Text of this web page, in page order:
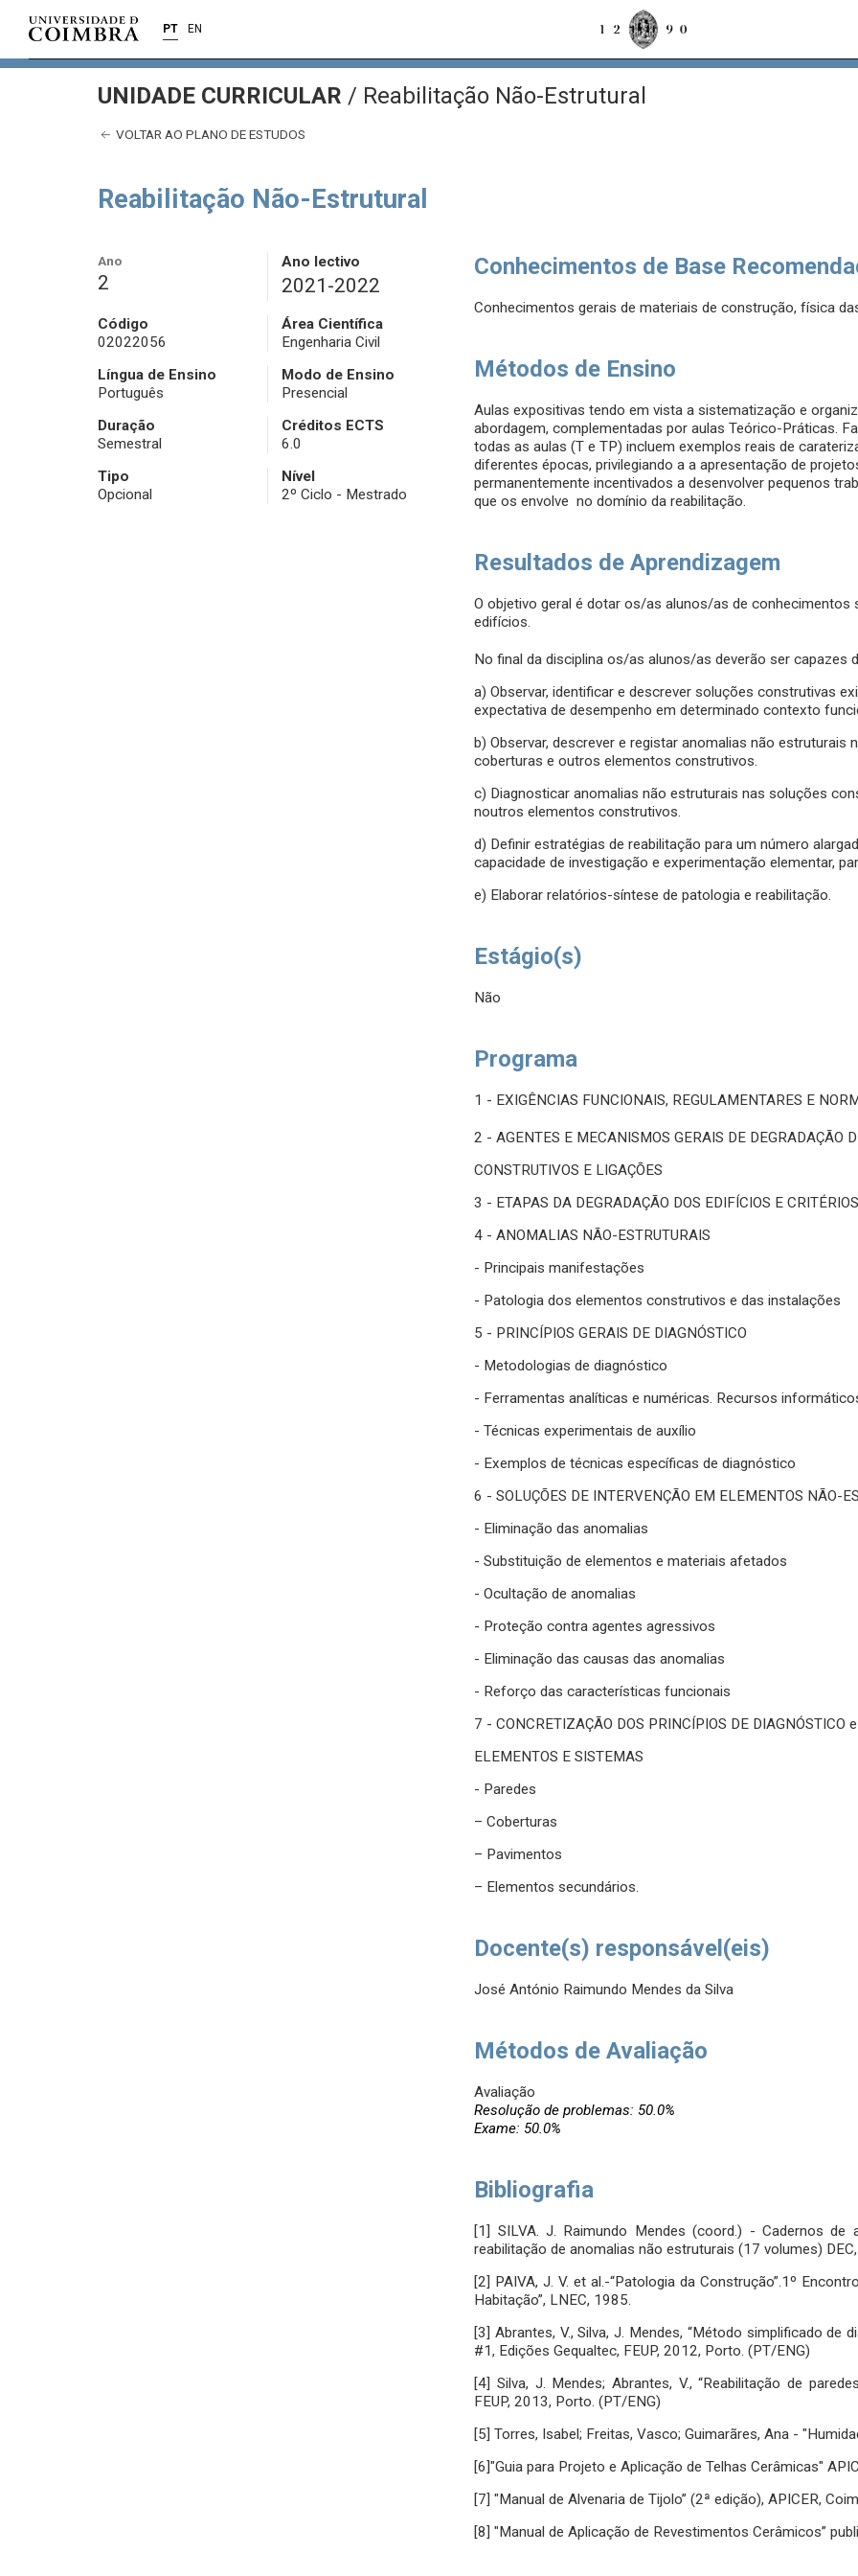
PT EN
UNIDADE CURRICULAR / Reabilitação Não-Estrutural
VOLTAR AO PLANO DE ESTUDOS
Reabilitação Não-Estrutural
Ano
2
Ano lectivo
2021-2022
Código
02022056
Área Científica
Engenharia Civil
Língua de Ensino
Português
Modo de Ensino
Presencial
Duração
Semestral
Créditos ECTS
6.0
Tipo
Opcional
Nível
2º Ciclo - Mestrado
Conhecimentos de Base
Conhecimentos gerais de materiais de construção, física
Métodos de Ensino
Aulas expositivas tendo em vista a sistematização e
abordagem, complementadas por aulas Teórico-Práticas.
todas as aulas (T e TP) incluem exemplos reais de
diferentes épocas, privilegiando a a apresentação de
permanentemente incentivados a desenvolver pequenos
que os envolve no domínio da reabilitação.
Resultados de Aprendizagem
O objetivo geral é dotar os/as alunos/as de
edifícios.
No final da disciplina os/as alunos/as deverão ser capazes
a) Observar, identificar e descrever soluções construtivas
expectativa de desempenho em determinado contexto
b) Observar, descrever e registar anomalias não
coberturas e outros elementos construtivos.
c) Diagnosticar anomalias não estruturais nas soluções
noutros elementos construtivos.
d) Definir estratégias de reabilitação para um número
capacidade de investigação e experimentação elementar,
e) Elaborar relatórios-síntese de patologia e reabilitação.
Estágio(s)
Não
Programa
1 - EXIGÊNCIAS FUNCIONAIS, REGULAMENTARES E
2 - AGENTES E MECANISMOS GERAIS DE DEGRADAÇÃO
CONSTRUTIVOS E LIGAÇÕES
3 - ETAPAS DA DEGRADAÇÃO DOS EDIFÍCIOS E
4 - ANOMALIAS NÃO-ESTRUTURAIS
- Principais manifestações
- Patologia dos elementos construtivos e das instalações
5 - PRINCÍPIOS GERAIS DE DIAGNÓSTICO
- Metodologias de diagnóstico
- Ferramentas analíticas e numéricas. Recursos
- Técnicas experimentais de auxílio
- Exemplos de técnicas específicas de diagnóstico
6 - SOLUÇÕES DE INTERVENÇÃO EM ELEMENTOS NÃO-
- Eliminação das anomalias
- Substituição de elementos e materiais afetados
- Ocultação de anomalias
- Proteção contra agentes agressivos
- Eliminação das causas das anomalias
- Reforço das características funcionais
7 - CONCRETIZAÇÃO DOS PRINCÍPIOS DE DIAGNÓSTICO
ELEMENTOS E SISTEMAS
- Paredes
– Coberturas
– Pavimentos
– Elementos secundários.
Docente(s) responsável(eis)
José António Raimundo Mendes da Silva
Métodos de Avaliação
Avaliação
Resolução de problemas: 50.0%
Exame: 50.0%
Bibliografia
[1] SILVA. J. Raimundo Mendes (coord.) - Cadernos
reabilitação de anomalias não estruturais (17 volumes)
[2] PAIVA, J. V. et al.-“Patologia da Construção”.1º
Habitação”, LNEC, 1985.
[3] Abrantes, V., Silva, J. Mendes, “Método simplificado de
#1, Edições Gequaltec, FEUP, 2012, Porto. (PT/ENG)
[4] Silva, J. Mendes; Abrantes, V., “Reabilitação de
FEUP, 2013, Porto. (PT/ENG)
[5] Torres, Isabel; Freitas, Vasco; Guimarãres, Ana -
[6]"Guia para Projeto e Aplicação de Telhas Cerâmicas"
[7] "Manual de Alvenaria de Tijolo” (2ª edição), APICER,
[8] "Manual de Aplicação de Revestimentos Cerâmicos”